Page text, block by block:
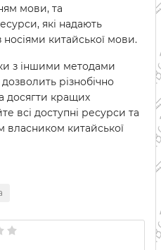
мови, та
які надають
носіями китайської мови.
з іншими методами
різнобічно
досягти кращих
всі доступні ресурси та
власником китайської